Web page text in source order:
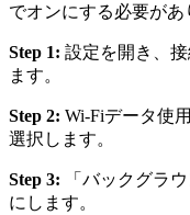
でオンにする必要があ
Step 1: 設定を開き、
ます。
Step 2: Wi-Fiデータ使
選択します。
Step 3: 「バックグラ
にします。